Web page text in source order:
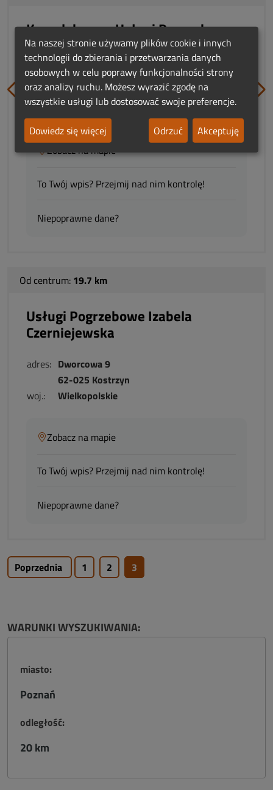
Kompleksowe Usługi Pogrzebowe
Czerniejewski
adres: Cmentarna 2
62-025 Kostrzyn
woj.:
Wielkopolskie
Zobacz na mapie
To Twój wpis? Przejmij nad nim kontrolę!
Niepoprawne dane?
Od centrum: 19.7 km
Usługi Pogrzebowe Izabela
Czerniejewska
adres: Dworcowa 9
62-025 Kostrzyn
woj.:
Wielkopolskie
Zobacz na mapie
To Twój wpis? Przejmij nad nim kontrolę!
Niepoprawne dane?
Poprzednia 1 2 3
WARUNKI WYSZUKIWANIA:
miasto:
Poznań
odległość:
20 km
Na naszej stronie używamy plików cookie i innych
technologii do zbierania i przetwarzania danych
osobowych w celu poprawy funkcjonalności strony
oraz analizy ruchu. Możesz wyrazić zgodę na
wszystkie usługi lub dostosować swoje preferencje.
Dowiedz się więcej
Odrzuć Akceptuję